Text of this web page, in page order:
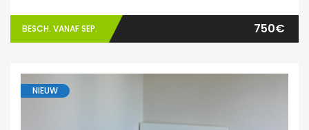
BESCH. VANAF SEP. 750€
NIEUW